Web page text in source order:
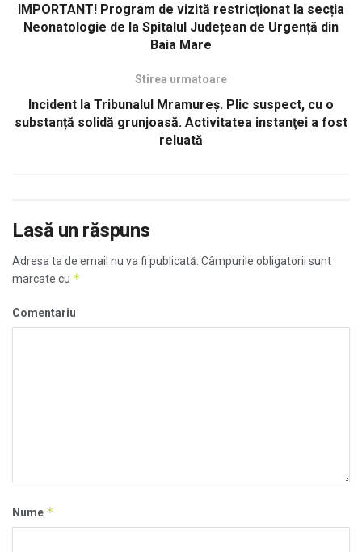
IMPORTANT! Program de vizită restricţionat la secția
Neonatologie de la Spitalul Județean de Urgență din
Baia Mare
Stirea urmatoare
Incident la Tribunalul Mramureş. Plic suspect, cu o
substanță solidă grunjoasă. Activitatea instanţei a fost
reluată
Lasă un răspuns
Adresa ta de email nu va fi publicată. Câmpurile obligatorii sunt
marcate cu *
Comentariu
Nume *